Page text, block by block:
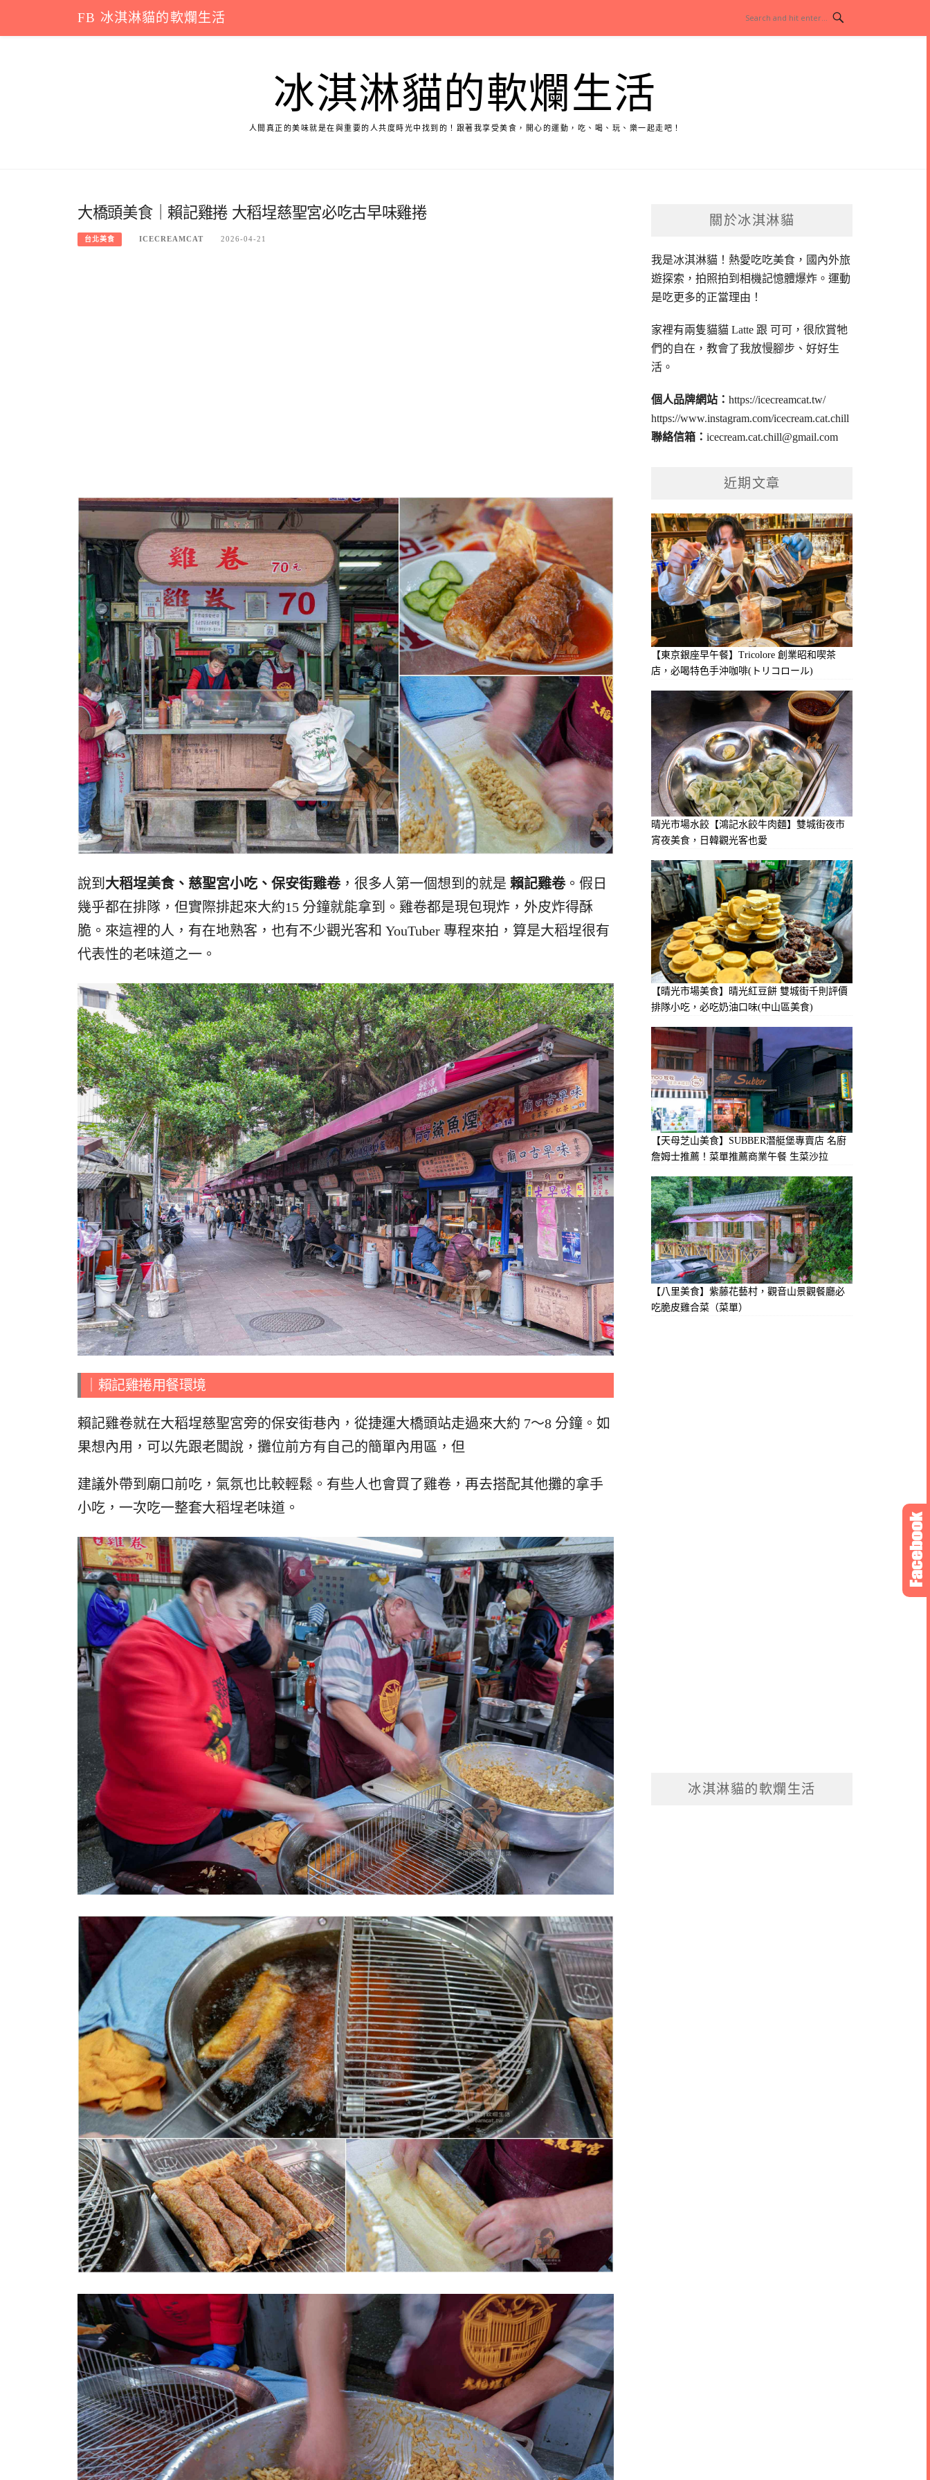
content
FB 冰淇淋貓的軟爛生活
冰淇淋貓的軟爛生活
人間真正的美味就是在與重要的人共度時光中找到的！跟著我享受美食，開心的運動，吃、喝、玩、樂一起走吧！
大橋頭美食｜賴記雞捲 大稻埕慈聖宮必吃古早味雞捲
台北美食 ICECREAMCAT 2026-04-21
說到 大稻埕美食、慈聖宮小吃、保安街雞卷，很多人第一個想到的就是 賴記雞卷。假日
幾乎都在排隊，但實際排起來大約15 分鐘就能拿到。雞卷都是現包現炸，外皮炸得酥
脆。來這裡的人，有在地熟客，也有不少觀光客和 YouTuber 專程來拍，算是大稻埕很有
代表性的老味道之一。
｜賴記雞捲用餐環境
賴記雞卷就在大稻埕慈聖宮旁的保安街巷內，從捷運大橋頭站走過來大約 7～8 分鐘。如
果想內用，可以先跟老闆說，攤位前方有自己的簡單內用區，但
建議外帶到廟口前吃，氣氛也比較輕鬆。有些人也會買了雞卷，再去搭配其他攤的拿手
小吃，一次吃一整套大稻埕老味道。
關於冰淇淋貓
我是冰淇淋貓！ 熱愛吃吃美食，國內外旅
遊探索，拍照拍到相機記憶體爆炸。運動
是吃更多的正當理由！
家裡有兩隻貓貓 Latte 跟 可可，很欣賞牠
們的自在，教會了我放慢腳步、好好生
活。
個人品牌網站：https://icecreamcat.tw/
https://www.instagram.com/icecream.cat.chill
聯絡信箱：icecream.cat.chill@gmail.com
近期文章
【東京銀座早午餐】Tricolore 創業昭和喫茶
店，必喝特色手沖咖啡(トリコロール)
晴光市場水餃【鴻記水餃牛肉麵】雙城街夜市
宵夜美食，日韓觀光客也愛
【晴光市場美食】晴光紅豆餅 雙城街千則評價
排隊小吃，必吃奶油口味(中山區美食)
【天母芝山美食】SUBBER潛艇堡專賣店 名廚
詹姆士推薦！菜單推薦商業午餐 生菜沙拉
【八里美食】紫藤花藝村，觀音山景觀餐廳必
吃脆皮雞合菜（菜單）
冰淇淋貓的軟爛生活